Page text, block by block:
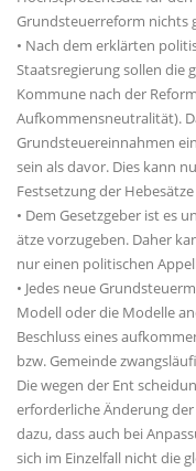
Grundsteuerreform nichts
• Nach dem erklärten
Staatsregierung sollen die
Kommune nach der
Aufkommensneutralität).
Grundsteuereinnahmen
sein als davor. Dies kann
Festsetzung der
• Dem Gesetzgeber ist es
ätze vorzugeben. Daher
nur einen politischen
• Jedes neue
Modell oder die Modelle
Beschluss eines
bzw. Gemeinde
Die wegen der Ent
erforderliche Änderung
dazu, dass auch bei
sich im Einzelfall nicht die